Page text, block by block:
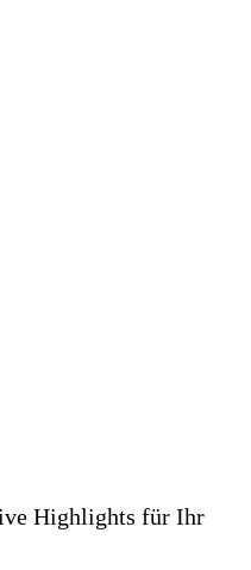
Highlights für Ihr